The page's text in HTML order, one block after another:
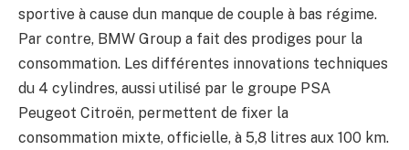
sportive à cause dun manque de couple à bas régime.
Par contre, BMW Group a fait des prodiges pour la
consommation. Les différentes innovations techniques
du 4 cylindres, aussi utilisé par le groupe PSA
Peugeot Citroën, permettent de fixer la
consommation mixte, officielle, à 5,8 litres aux 100 km.